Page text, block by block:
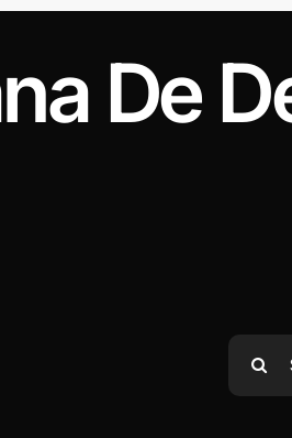
De
Search
for: